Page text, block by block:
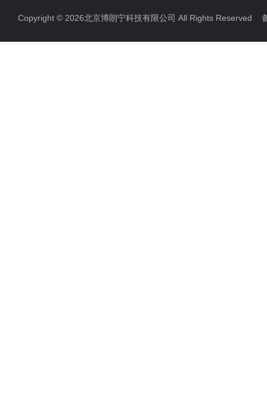
Copyright © 2026北京博朗宁科技有限公司 All Rights Reserved